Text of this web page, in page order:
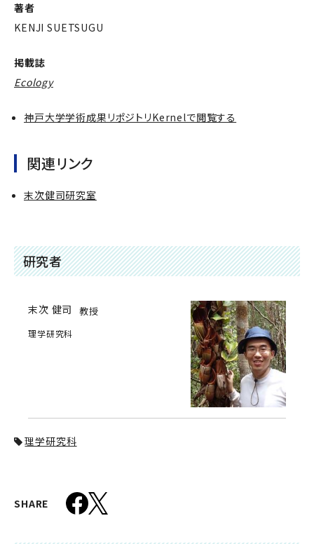
著者
KENJI SUETSUGU
掲載誌
Ecology
神戸大学学術成果リポジトリKernelで閲覧する
関連リンク
末次健司研究室
研究者
末次 健司 教授
理学研究科
理学研究科
SHARE